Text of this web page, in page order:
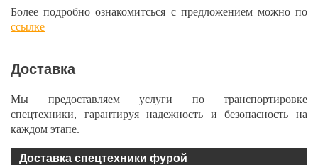
Более подробно ознакомитсься с предложением можно по
ссылке
Доставка
Мы предоставляем услуги по транспортировке
спецтехники, гарантируя надежность и безопасность на
каждом этапе.
Доставка спецтехники фурой